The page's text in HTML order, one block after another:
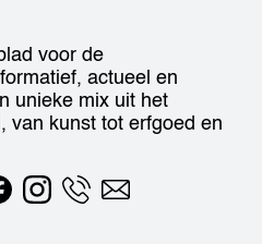
voor de
actueel en
unieke mix uit het
van kunst tot erfgoed en